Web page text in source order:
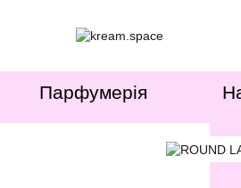
Парфумерія